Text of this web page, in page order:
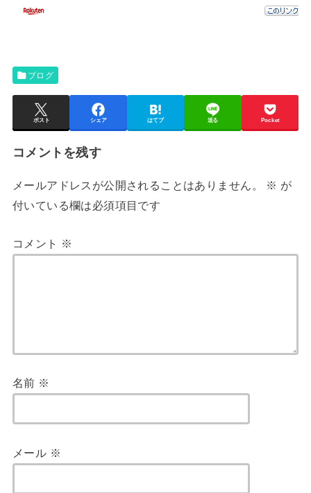
ブログ
ポスト シェア はてブ 送る Pocket
コメントを残す
メールアドレスが公開されることはありません。 ※ が
付いている欄は必須項目です
コメント ※
名前 ※
メール ※